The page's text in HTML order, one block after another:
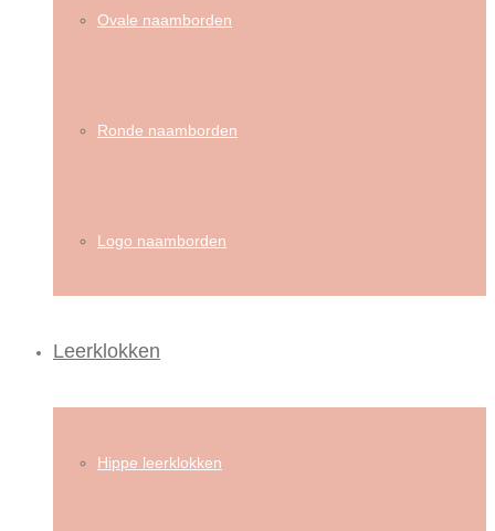
Ovale naamborden
Ronde naamborden
Logo naamborden
Leerklokken
Hippe leerklokken